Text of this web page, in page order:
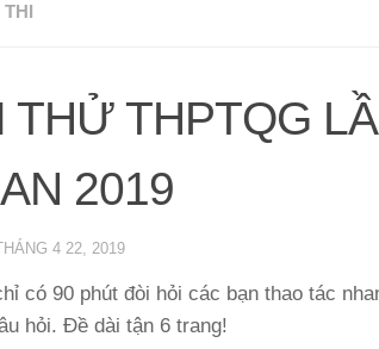
THỬ THPTQG
2019
4 22, 2019
có 90 phút đòi hỏi các bạn thao tác
hỏi. Đề dài tận 6 trang!